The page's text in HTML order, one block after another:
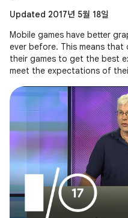
Updated 2017년 5월 18일
Mobile games have better
ever before. This means
their games to get the best
meet the expectations of